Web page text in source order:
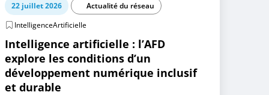
22 juillet 2026
Actualité du réseau
IntelligenceArtificielle
Intelligence artificielle : l’AFD
explore les conditions d’un
développement numérique inclusif
et durable